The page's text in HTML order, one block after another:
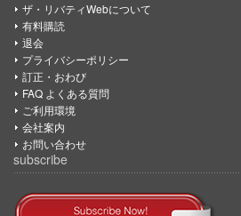
ザ・リバティWebについて
有料購読
退会
プライバシーポリシー
訂正・おわび
FAQ よくある質問
ご利用環境
会社案内
お問い合わせ
subscribe